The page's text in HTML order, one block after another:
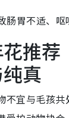
肠胃不适、呕
推荐
真
不宜与毛孩共